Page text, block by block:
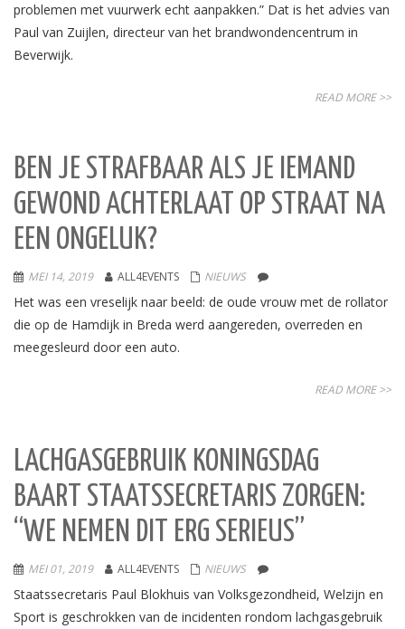
problemen met vuurwerk echt aanpakken.” Dat is het advies van
Paul van Zuijlen, directeur van het brandwondencentrum in
Beverwijk.
READ MORE >>
BEN JE STRAFBAAR ALS JE IEMAND
GEWOND ACHTERLAAT OP STRAAT NA
EEN ONGELUK?
MEI 14, 2019 ALL4EVENTS NIEUWS
Het was een vreselijk naar beeld: de oude vrouw met de rollator
die op de Hamdijk in Breda werd aangereden, overreden en
meegesleurd door een auto.
READ MORE >>
LACHGASGEBRUIK KONINGSDAG
BAART STAATSSECRETARIS ZORGEN:
“WE NEMEN DIT ERG SERIEUS”
MEI 01, 2019 ALL4EVENTS NIEUWS
Staatssecretaris Paul Blokhuis van Volksgezondheid, Welzijn en
Sport is geschrokken van de incidenten rondom lachgasgebruik